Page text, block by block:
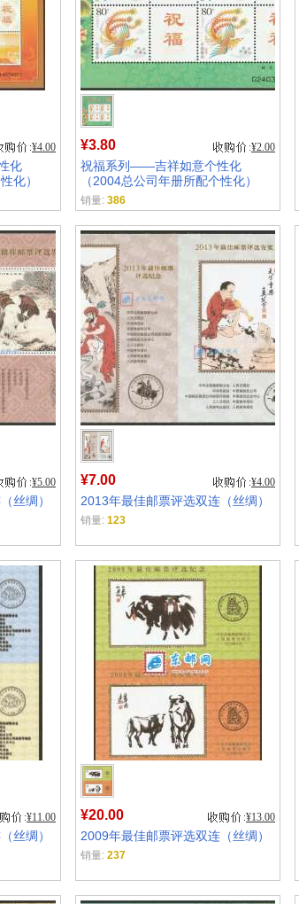
¥4.00
化
化）
¥3.80 ¥2.00
祝福系列——吉祥如意个性化
（2004总公司年册所配个性化）
销量: 386
¥5.00
丝绸）
¥7.00 ¥4.00
2013年最佳邮票评选双连（丝绸）
销量: 123
¥11.00
丝绸）
¥20.00 ¥13.00
2009年最佳邮票评选双连（丝绸）
销量: 237